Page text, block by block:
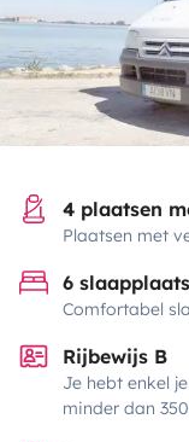
4 plaatsen
Plaatsen met
6
Comfortabel
Rijbewijs B
Je hebt enkel
minder dan